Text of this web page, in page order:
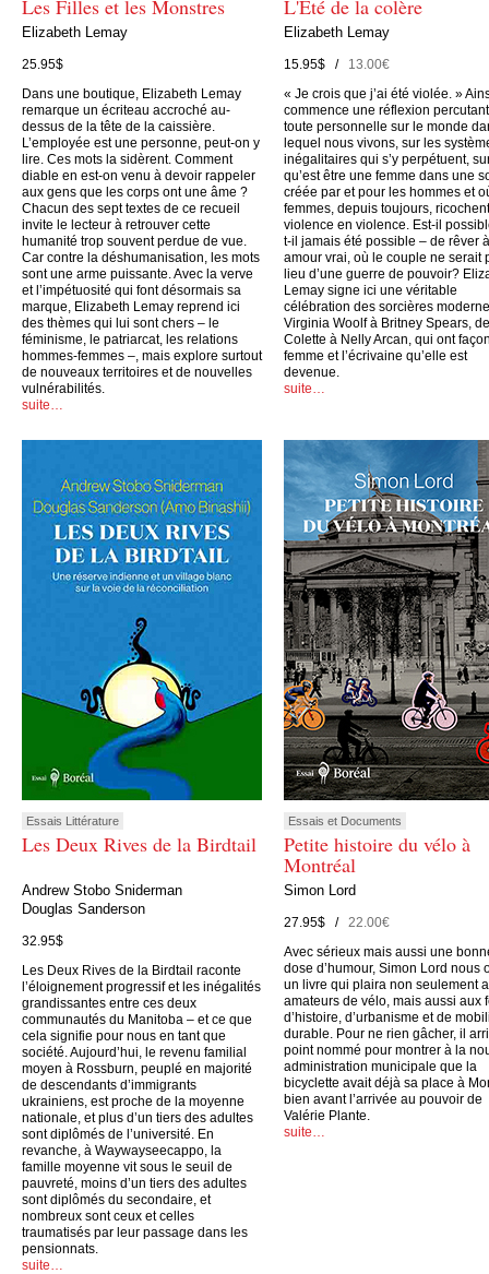
Les Filles et les Monstres
Elizabeth Lemay
25.95$
Dans une boutique, Elizabeth Lemay
remarque un écriteau accroché au-
dessus de la tête de la caissière.
L’employée est une personne, peut-on y
lire. Ces mots la sidèrent. Comment
diable en est-on venu à devoir rappeler
aux gens que les corps ont une âme ?
Chacun des sept textes de ce recueil
invite le lecteur à retrouver cette
humanité trop souvent perdue de vue.
Car contre la déshumanisation, les mots
sont une arme puissante. Avec la verve
et l’impétuosité qui font désormais sa
marque, Elizabeth Lemay reprend ici
des thèmes qui lui sont chers – le
féminisme, le patriarcat, les relations
hommes-femmes –, mais explore surtout
de nouveaux territoires et de nouvelles
vulnérabilités.
suite…
L'Été de la colère
Elizabeth Lemay
15.95$ /13.00€
« Je crois que j’ai été violée. »
commence une réflexion
toute personnelle sur le monde
lequel nous vivons, sur les
inégalitaires qui s’y perpétuent,
qu’est être une femme dans une
créée par et pour les hommes et
femmes, depuis toujours,
violence en violence. Est-il
t-il jamais été possible – de rêver
amour vrai, où le couple ne serait
lieu d’une guerre de pouvoir?
Lemay signe ici une véritable
célébration des sorcières
Virginia Woolf à Britney Spears, de
Colette à Nelly Arcan, qui ont
femme et l’écrivaine qu’elle est
devenue.
suite…
Essais Littérature
Les Deux Rives de la Birdtail
Andrew Stobo Sniderman
Douglas Sanderson
32.95$
Les Deux Rives de la Birdtail raconte
l’éloignement progressif et les inégalités
grandissantes entre ces deux
communautés du Manitoba – et ce que
cela signifie pour nous en tant que
société. Aujourd’hui, le revenu familial
moyen à Rossburn, peuplé en majorité
de descendants d’immigrants
ukrainiens, est proche de la moyenne
nationale, et plus d’un tiers des adultes
sont diplômés de l’université. En
revanche, à Waywayseecappo, la
famille moyenne vit sous le seuil de
pauvreté, moins d’un tiers des adultes
sont diplômés du secondaire, et
nombreux sont ceux et celles
traumatisés par leur passage dans les
pensionnats.
suite…
Essais et Documents
Petite histoire du vélo à
Montréal
Simon Lord
27.95$ /22.00€
Avec sérieux mais aussi une
dose d’humour, Simon Lord nous
un livre qui plaira non seulement
amateurs de vélo, mais aussi aux
d’histoire, d’urbanisme et de
durable. Pour ne rien gâcher, il
point nommé pour montrer à la
administration municipale que la
bicyclette avait déjà sa place à
bien avant l’arrivée au pouvoir de
Valérie Plante.
suite…